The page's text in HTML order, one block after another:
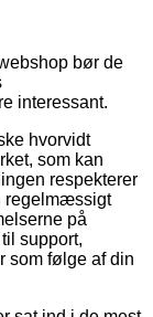
bør de
interessant.
hvorvidt
som kan
respekterer
regelmæssigt
på
support,
som følge af din